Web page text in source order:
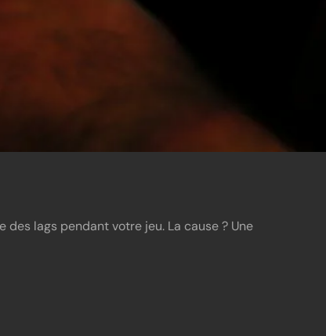
lags pendant votre jeu. La cause ? Une